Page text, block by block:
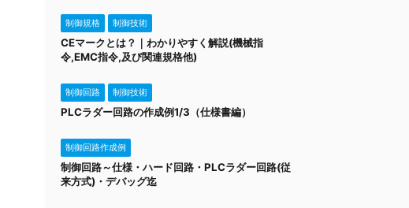
制御規格 制御技術
CEマークとは？｜わかりやすく解説(機械指
令,EMC指令,及び関連規格他)
制御回路 制御技術
PLCラダー回路の作成例1/3（仕様書編）
制御回路作成例
制御回路～仕様・ハード回路・PLCラダー回路(従
来方式)・デバッグ迄